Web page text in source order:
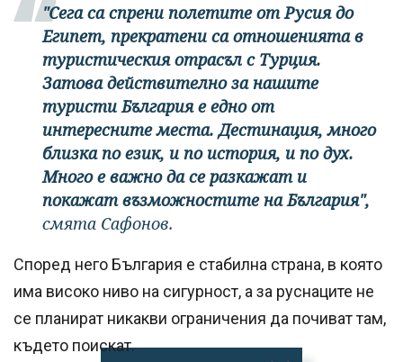
"Сега са спрени полетите от Русия до
Египет, прекратени са отношенията в
туристическия отрасъл с Турция.
Затова действително за нашите
туристи България е едно от
интересните места. Дестинация, много
близка по език, и по история, и по дух.
Много е важно да се разкажат и
покажат възможностите на България",
смята Сафонов.
Според него България е стабилна страна, в която
има високо ниво на сигурност, а за руснаците не
се планират никакви ограничения да почиват там,
където поискат.